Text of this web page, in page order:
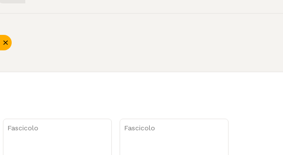
Fascicolo Fascicolo